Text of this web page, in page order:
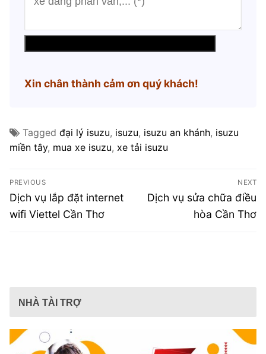
Xin chân thành cảm ơn quý khách!
Tagged đại lý isuzu, isuzu, isuzu an khánh, isuzu
miền tây, mua xe isuzu, xe tải isuzu
Điều
hướng
bài
PREVIOUS
Previous
post:
Dịch vụ lắp đặt internet
wifi Viettel Cần Thơ
NEXT
Next
Dịch vụ sửa chữa điều
hòa Cần Thơ
NHÀ TÀI TRỢ